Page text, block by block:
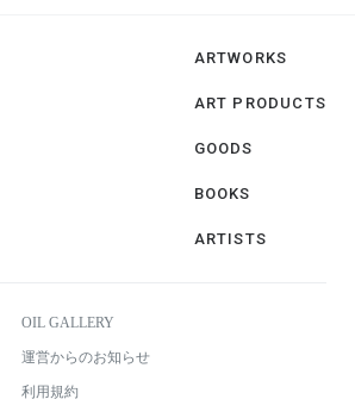
ARTWORKS
ART PRODUCTS
GOODS
BOOKS
ARTISTS
OIL GALLERY
運営からのお知らせ
利用規約